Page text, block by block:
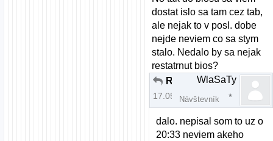
dostat islo sa tam cez tab,
ale nejak to v posl. dobe
nejde neviem co sa stym
stalo. Nedalo by sa nejak
restatrnut bios?
17.05.2008 | 11:16
WlaSaTy
Návštevník
dalo. nepisal som to uz o
20:33 neviem akeho